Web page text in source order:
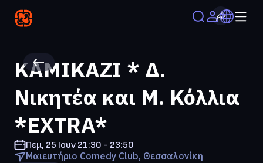
ΚΑΜΙΚΑΖΙ * Δ.
Νικητέα και Μ. Κόλλια
*EXTRA*
Πεμ, 25 Ιουν 21:30 - 23:50
Μαιευτήριο Comedy Club, Θεσσαλονίκη